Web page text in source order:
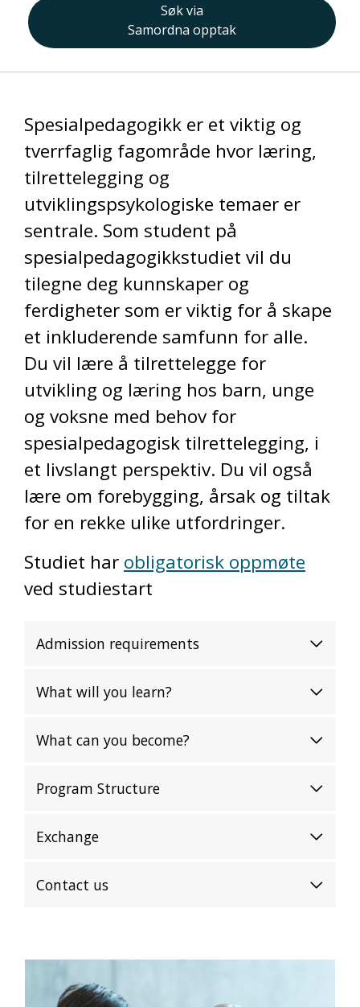
Søk via
Samordna opptak
Spesialpedagogikk er et viktig og
tverrfaglig fagområde hvor læring,
tilrettelegging og
utviklingspsykologiske temaer er
sentrale. Som student på
spesialpedagogikkstudiet vil du
tilegne deg kunnskaper og
ferdigheter som er viktig for å skape
et inkluderende samfunn for alle.
Du vil lære å tilrettelegge for
utvikling og læring hos barn, unge
og voksne med behov for
spesialpedagogisk tilrettelegging, i
et livslangt perspektiv. Du vil også
lære om forebygging, årsak og tiltak
for en rekke ulike utfordringer.
Studiet har obligatorisk oppmøte
ved studiestart
Admission requirements
What will you learn?
What can you become?
Program Structure
Exchange
Contact us